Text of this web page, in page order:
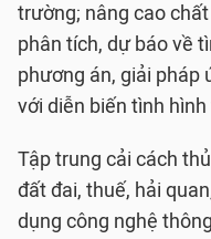
trường; nâng cao
phân tích, dự báo về
phương án, giải pháp
với diễn biến tình
Tập trung cải cách
đất đai, thuế, hải
dụng công nghệ